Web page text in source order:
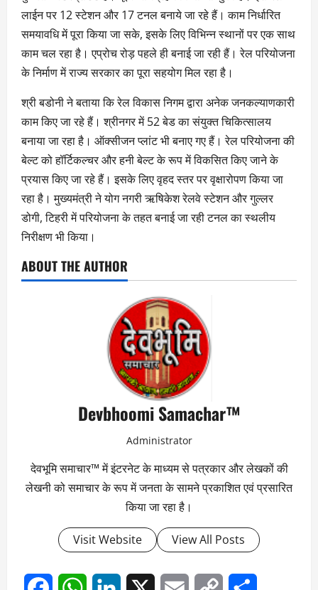
लाईन पर 12 स्टेशन और 17 टनल बनाये जा रहे हैं। काम निर्धारित
समयावधि में पूरा किया जा सके, इसके लिए विभिन्न स्थानों पर एक साथ
काम चल रहा है। एप्रोच रोड़ पहले ही बनाई जा रही हैं। रेल परियोजना
के निर्माण में राज्य सरकार का पूरा सहयोग मिल रहा है।
श्री बडोनी ने बताया कि रेल विकास निगम द्वारा अनेक जनकल्याणकारी
काम किए जा रहे हैं। श्रीनगर में 52 बेड का संयुक्त चिकित्सालय
बनाया जा रहा है। ऑक्सीजन प्लांट भी बनाए गए हैं। रेल परियोजना की
बेल्ट को हॉर्टिकल्चर और हनी बेल्ट के रूप में विकसित किए जाने के
प्रयास किए जा रहे हैं। इसके लिए वृहद स्तर पर वृक्षारोपण किया जा
रहा है। मुख्यमंत्री ने योग नगरी ऋषिकेश रेलवे स्टेशन और गुल्लर
डोगी, टिहरी में परियोजना के तहत बनाई जा रही टनल का स्थलीय
निरीक्षण भी किया।
ABOUT THE AUTHOR
Devbhoomi Samachar™
Administrator
देवभूमि समाचार™ में इंटरनेट के माध्यम से पत्रकार और लेखकों की
लेखनी को समाचार के रूप में जनता के सामने प्रकाशित एवं प्रसारित
किया जा रहा है।
Visit Website View All Posts